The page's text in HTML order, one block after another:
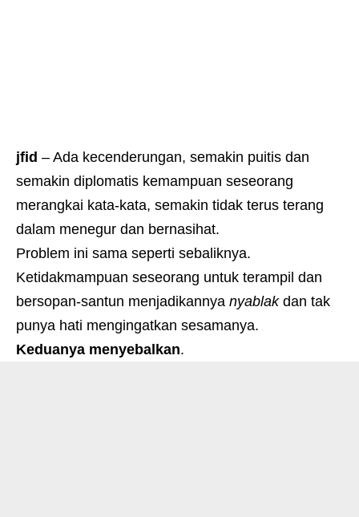
jfid – Ada kecenderungan, semakin puitis dan
semakin diplomatis kemampuan seseorang
merangkai kata-kata, semakin tidak terus terang
dalam menegur dan bernasihat.
Problem ini sama seperti sebaliknya.
Ketidakmampuan seseorang untuk terampil dan
bersopan-santun menjadikannya nyablakdan tak
punya hati mengingatkan sesamanya.
Keduanya menyebalkan.